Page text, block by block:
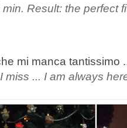
min. Result: the perfect
mi manca tantissimo
miss ... I am always